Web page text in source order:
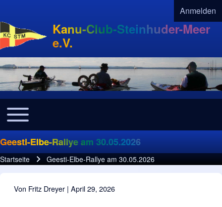
User
Anmelden
Kanu-Club-Steinhuder-Meer
e.V.
Navigation
Toggle main menu
Geesti-Elbe-Rallye am 30.05.2026
Pfadnavigation
Startseite Geesti-Elbe-Rallye am 30.05.2026
Von Fritz Dreyer | April 29, 2026